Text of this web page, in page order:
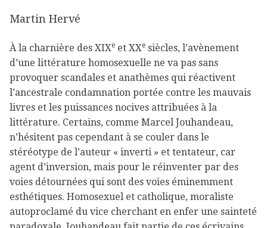
Martin Hervé
À la charnière des XIXe et XXe siècles, l’avènement
d’une littérature homosexuelle ne va pas sans
provoquer scandales et anathèmes qui réactivent
l’ancestrale condamnation portée contre les mauvais
livres et les puissances nocives attribuées à la
littérature. Certains, comme Marcel Jouhandeau,
n’hésitent pas cependant à se couler dans le
stéréotype de l’auteur « inverti » et tentateur, car
agent d’inversion, mais pour le réinventer par des
voies détournées qui sont des voies éminemment
esthétiques. Homosexuel et catholique, moraliste
autoproclamé du vice cherchant en enfer une sainteté